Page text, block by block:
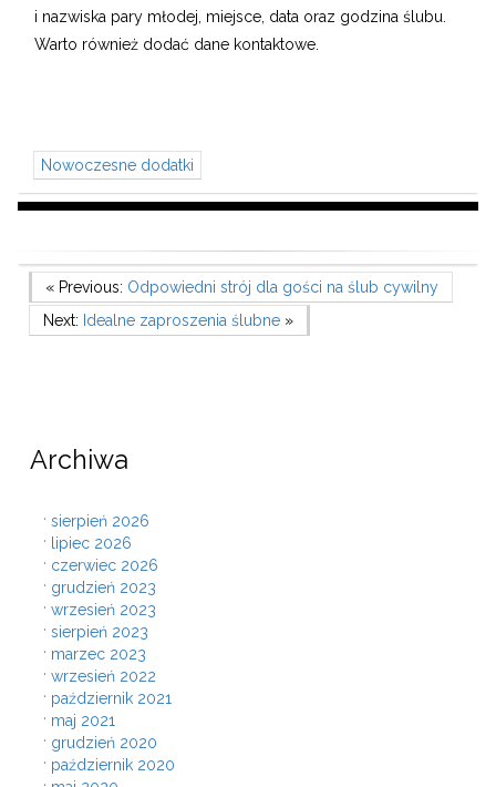
i nazwiska pary młodej, miejsce, data oraz godzina ślubu.
Warto również dodać dane kontaktowe.
Nowoczesne dodatki
Nawigacja
wpisu
Previous Post
« Previous: Odpowiedni strój dla gości na ślub cywilny
Next Post
Next: Idealne zaproszenia ślubne»
Archiwa
sierpień 2026
lipiec 2026
czerwiec 2026
grudzień 2023
wrzesień 2023
sierpień 2023
marzec 2023
wrzesień 2022
październik 2021
maj 2021
grudzień 2020
październik 2020